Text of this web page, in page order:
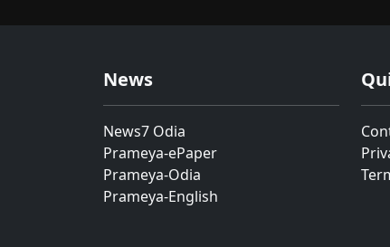
News
News7 Odia
Prameya-ePaper
Prameya-Odia
Prameya-English